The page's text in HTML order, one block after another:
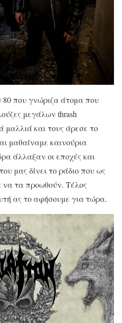
80 που γνώριζα άτομα που
μεγάλων thrash
μαλλιά και τους άρεσε το
μαθαίναμε καινούρια
άλλαξαν οι εποχές και
μας δίνει το ράδιο που ως
τα προωθούν. Τέλος
ας το αφήσουμε για τώρα.